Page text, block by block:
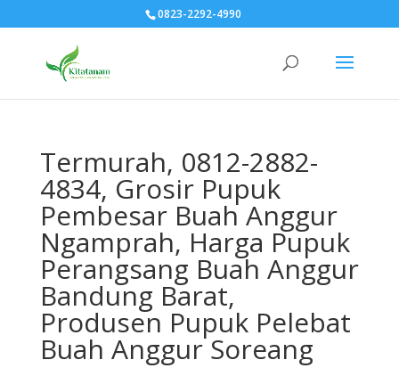
0823-2292-4990
Termurah, 0812-2882-
4834, Grosir Pupuk
Pembesar Buah Anggur
Ngamprah, Harga Pupuk
Perangsang Buah Anggur
Bandung Barat,
Produsen Pupuk Pelebat
Buah Anggur Soreang